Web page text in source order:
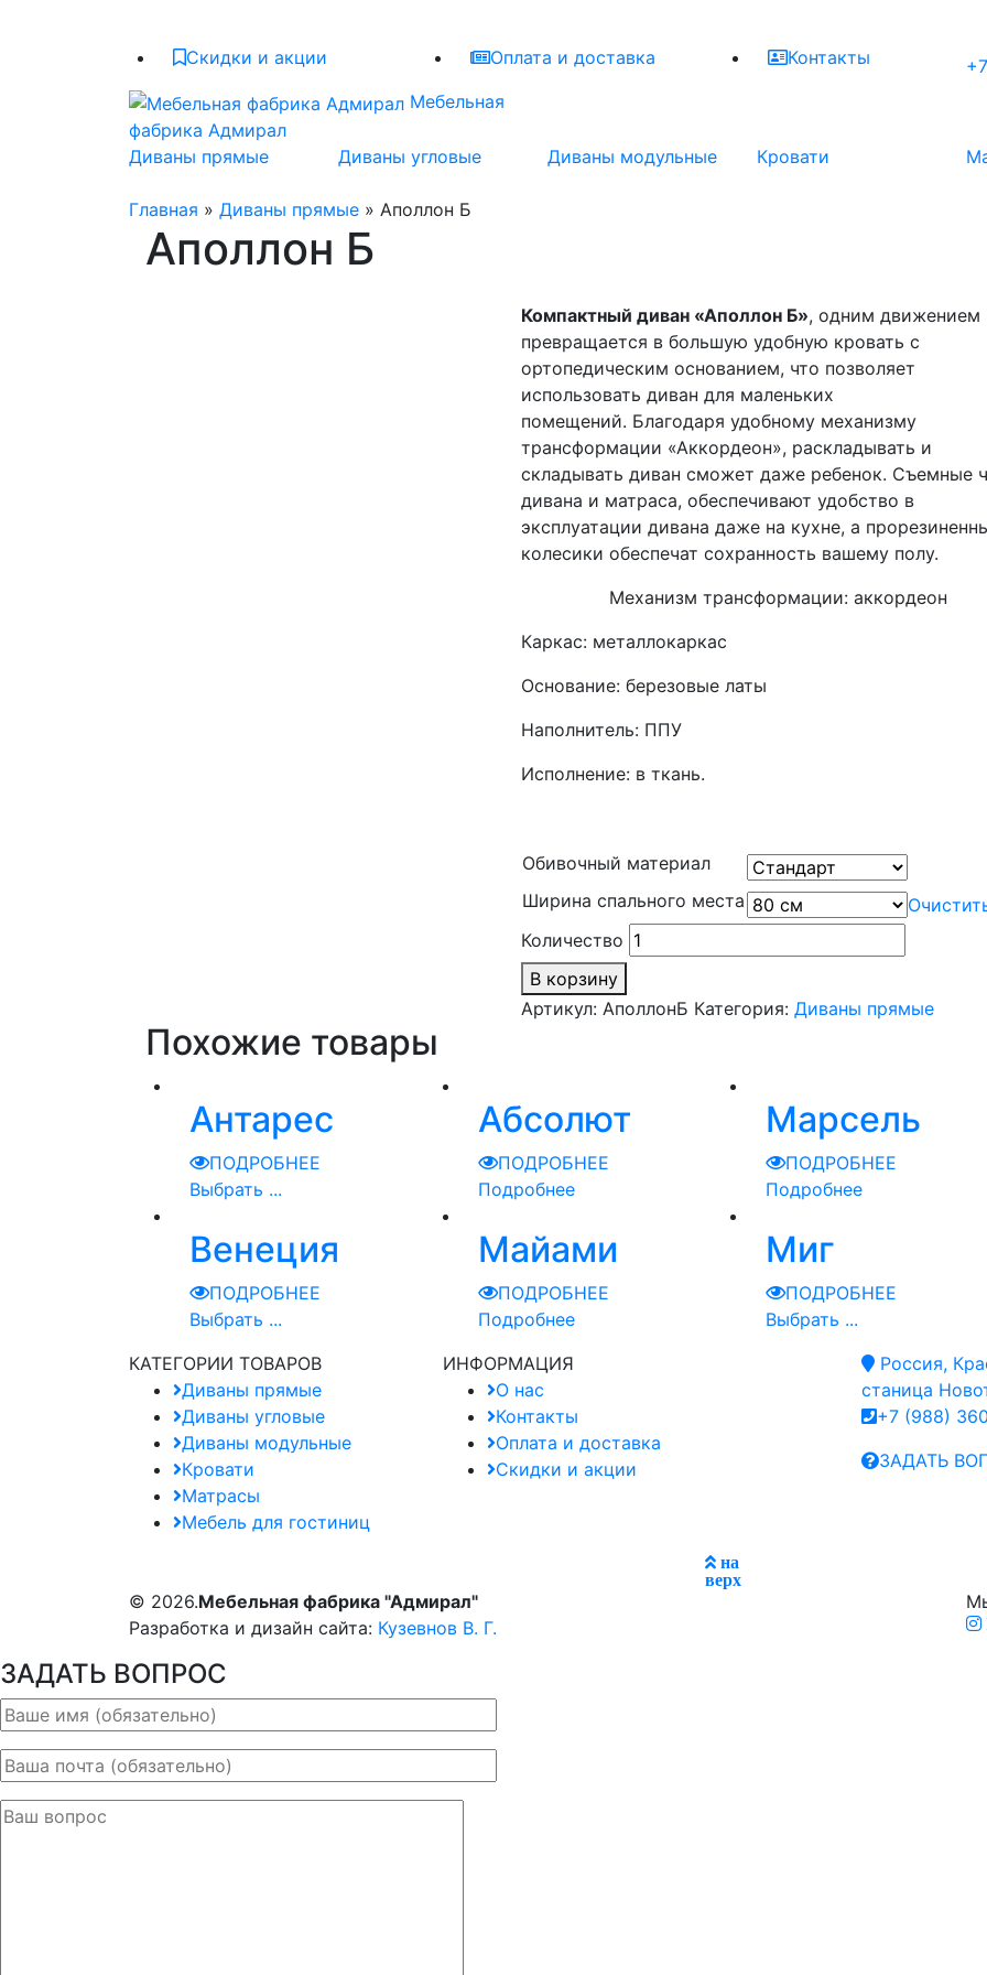
Скидки и акции Оплата и доставка Контакты
Мебельная
фабрика Адмирал
Диваны прямые
Диваны угловые Диваны модульные Кровати
Главная » Диваны прямые » Аполлон Б
Аполлон Б
Компактный диван «Аполлон Б», одним движением
превращается в большую удобную кровать с
ортопедическим основанием, что позволяет
использовать диван для маленьких
помещений. Благодаря удобному механизму
трансформации «Аккордеон», раскладывать и
складывать диван сможет даже ребенок. Съемные
дивана и матраса, обеспечивают удобство в
эксплуатации дивана даже на кухне, а
колесики обеспечат сохранность вашему полу.
Механизм трансформации: аккордеон
Каркас: металлокаркас
Основание: березовые латы
Наполнитель: ППУ
Исполнение: в ткань.
Обивочный материал
Ширина спального места
Количество
В корзину
Артикул: АполлонБ Категория:Диваны прямые
Похожие товары
Антарес
ПОДРОБНЕЕ
Выбрать ...
Абсолют
ПОДРОБНЕЕ
Подробнее
Марсель
ПОДРОБНЕЕ
Подробнее
Венеция
ПОДРОБНЕЕ
Выбрать ...
Майами
ПОДРОБНЕЕ
Подробнее
Миг
ПОДРОБНЕЕ
Выбрать ...
КАТЕГОРИИ ТОВАРОВ
Диваны прямые
Диваны угловые
Диваны модульные
Кровати
Матрасы
Мебель для гостиниц
ИНФОРМАЦИЯ
О нас
Контакты
Оплата и доставка
Скидки и акции
Россия,
станица
+7 (988)
ЗАДАТЬ
на
верх
© 2026.Мебельная фабрика "Адмирал"
Разработка и дизайн сайта: Кузевнов В. Г.
ЗАДАТЬ ВОПРОС